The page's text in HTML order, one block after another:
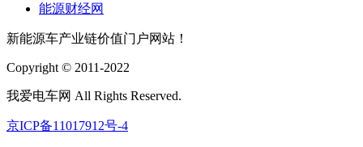
能源财经网
新能源车产业链价值门户网站！
Copyright © 2011-2022
我爱电车网 All Rights Reserved.
京ICP备11017912号-4